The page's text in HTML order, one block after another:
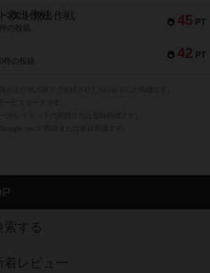
45 PT
スト救出作戦
の投稿
42 PT
件の投稿
索する
着レビュー